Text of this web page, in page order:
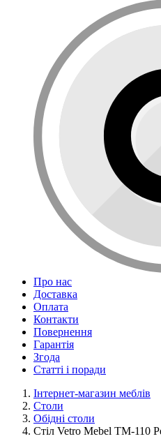
Про нас
Доставка
Оплата
Контакти
Повернення
Гарантія
Згода
Статті і поради
Інтернет-магазин меблів
Столи
Обідні столи
Стіл Vetro Mebel TM-110